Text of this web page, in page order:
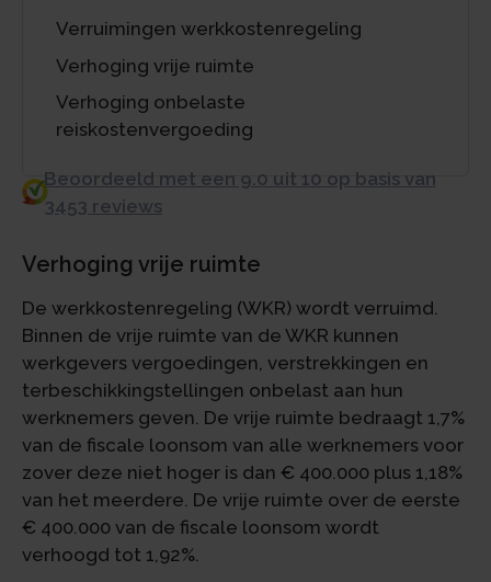
Verruimingen werkkostenregeling
Verhoging vrije ruimte
Verhoging onbelaste
reiskostenvergoeding
Beoordeeld met een 9.0 uit 10 op basis van
3453 reviews
Verhoging vrije ruimte
De werkkostenregeling (WKR) wordt verruimd.
Binnen de vrije ruimte van de WKR kunnen
werkgevers vergoedingen, verstrekkingen en
terbeschikkingstellingen onbelast aan hun
werknemers geven. De vrije ruimte bedraagt 1,7%
van de fiscale loonsom van alle werknemers voor
zover deze niet hoger is dan € 400.000 plus 1,18%
van het meerdere. De vrije ruimte over de eerste
€ 400.000 van de fiscale loonsom wordt
verhoogd tot 1,92%.